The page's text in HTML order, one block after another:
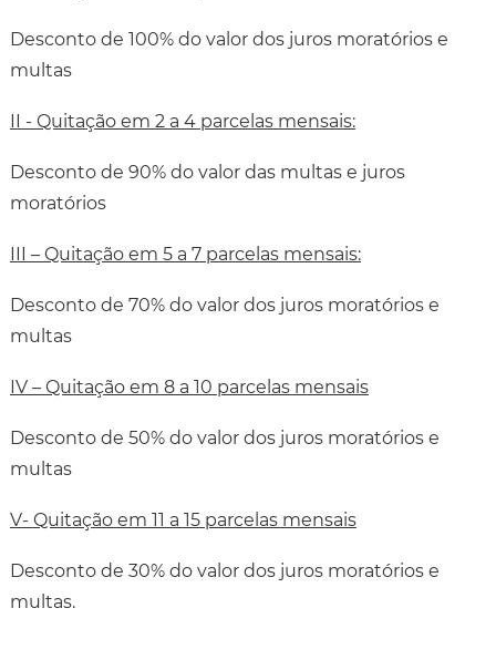
Desconto de 100% do valor dos juros moratórios e
multas
II - Quitação em 2 a 4 parcelas mensais:
Desconto de 90% do valor das multas e juros
moratórios
III – Quitação em 5 a 7 parcelas mensais:
Desconto de 70% do valor dos juros moratórios e
multas
IV – Quitação em 8 a 10 parcelas mensais
Desconto de 50% do valor dos juros moratórios e
multas
V- Quitação em 11 a 15 parcelas mensais
Desconto de 30% do valor dos juros moratórios e
multas.